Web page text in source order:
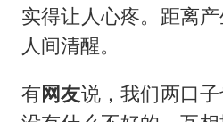
实得让人心疼。距离
人间清醒。
有网友说，我们两口